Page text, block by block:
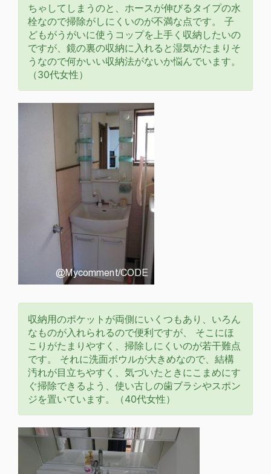
ちゃしてしまうのと、ホースが伸びるタイプの水
栓なので掃除がしにくいのが不満な点です。 子
どもがうがいに使うコップを上手く収納したいの
ですが、鏡の裏の収納に入れると湿気がたまりそ
うなので何かいい収納法がないか悩んでいます。
（30代女性）
収納用のポケットが両側にいくつもあり、いろん
なものが入れられるので便利ですが、 そこにほ
こりがたまりやすく、掃除しにくいのが若干難点
です。 それに洗面ボウルが大きめなので、結構
汚れが目立ちやすく、気づいたときにこまめにす
ぐ掃除できるよう、使い古しの歯ブラシやスポン
ジを置いています。（40代女性）